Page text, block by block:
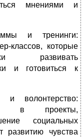
мнениями и
и тренинги:
классов, которые
развивать
и готовиться к
и волонтерство:
в проекты,
социальных
развитию чувства